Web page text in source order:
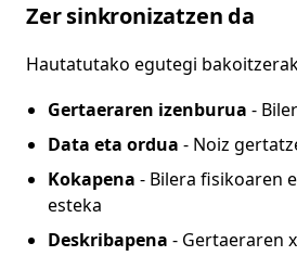
Zer sinkronizatzen da
Hautatutako egutegi
Gertaeraren izenburua -
Data eta ordua - Noiz
Kokapena - Bilera fisikoaren
esteka
Deskribapena - Gertaeraren